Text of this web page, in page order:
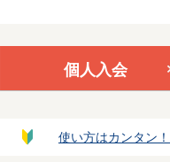
個人入会
使い方はカンタン